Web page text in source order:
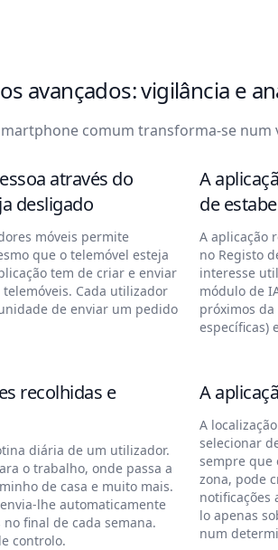
avançados: vigilância e
comum transforma-se num
através do
desligado
móveis permite
que o telemóvel esteja
tem de criar e enviar
Cada utilizador
de enviar um pedido
A
de
A aplicação
no Registo
interesse
módulo de
próximos
específicas)
recolhidas e
diária de um utilizador.
o trabalho, onde passa a
de casa e muito mais.
lhe automaticamente
final de cada semana.
controlo.
A
A
selecionar
sempre que
zona, pode
notificações
lo apenas
num